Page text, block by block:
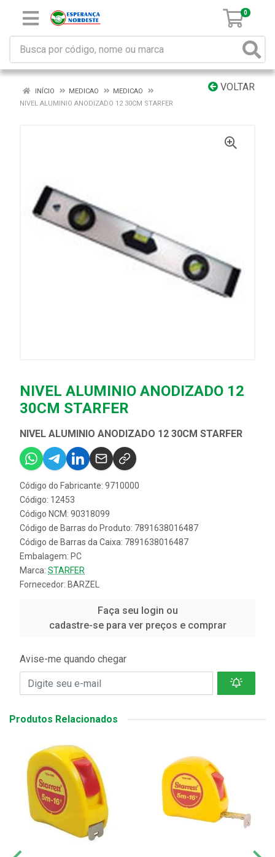
0
VOLTAR
INÍCIO MEDICAO
MEDICAO
NIVEL ALUMINIO ANODIZADO 12 30CM STARFER
NIVEL ALUMINIO ANODIZADO 12
30CM STARFER
NIVEL ALUMINIO ANODIZADO 12 30CM STARFER
Código do Fabricante: 9710000
Código: 12453
Código NCM: 90318099
Código de Barras do Produto: 7891638016487
Código de Barras da Caixa: 7891638016487
Embalagem: PC
Marca: STARFER
Fornecedor: BARZEL
Faça seu login ou
cadastre-se para ver preços e comprar
Avise-me quando chegar
Produtos Relacionados